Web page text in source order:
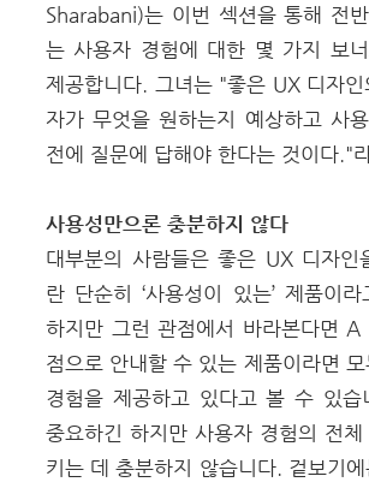
Sharabani)는 이번 섹션을 통해 전
는 사용자 경험에 대한 몇 가지 보
제공합니다. 그녀는 "좋은 UX 디자
자가 무엇을 원하는지 예상하고 사
전에 질문에 답해야 한다는 것이다."
사용성만으론 충분하지 않다
대부분의 사람들은 좋은 UX 디자인
란 단순히 ‘사용성이 있는’ 제품이라
하지만 그런 관점에서 바라본다면 A
점으로 안내할 수 있는 제품이라면
경험을 제공하고 있다고 볼 수 있습
중요하긴 하지만 사용자 경험의 전체
키는 데 충분하지 않습니다. 겉보기